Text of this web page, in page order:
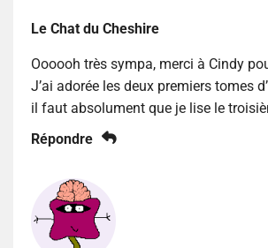
Le Chat du Cheshire
Oooooh très sympa, merci à Cindy
J’ai adorée les deux premiers tomes
il faut absolument que je lise le
Répondre